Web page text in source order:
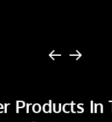
Products In